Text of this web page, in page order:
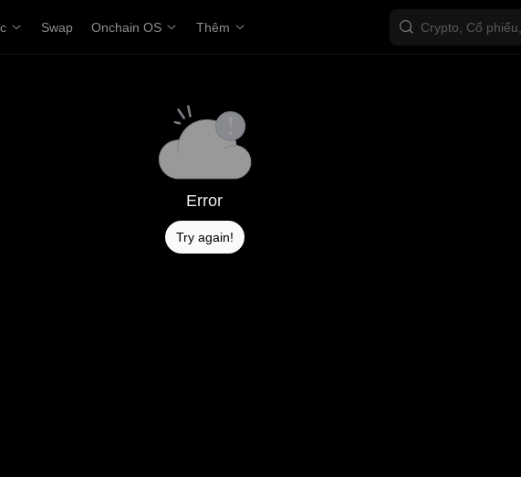
Swap Onchain OS Thêm
Error
Try again!